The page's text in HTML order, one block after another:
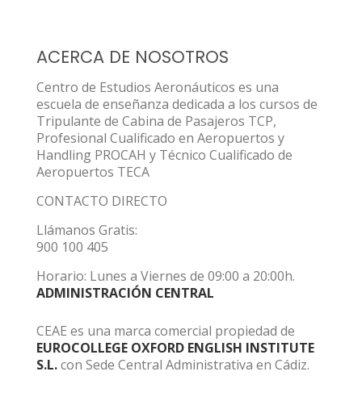
ACERCA DE NOSOTROS
Centro de Estudios Aeronáuticos es una
escuela de enseñanza dedicada a los cursos de
Tripulante de Cabina de Pasajeros TCP,
Profesional Cualificado en Aeropuertos y
Handling PROCAH y Técnico Cualificado de
Aeropuertos TECA
CONTACTO DIRECTO
Llámanos Gratis:
900 100 405
Horario: Lunes a Viernes de 09:00 a 20:00h.
ADMINISTRACIÓN CENTRAL
CEAE es una marca comercial propiedad de
EUROCOLLEGE OXFORD ENGLISH INSTITUTE
S.L.con Sede Central Administrativa en Cádiz.